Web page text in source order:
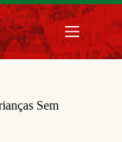
Sem